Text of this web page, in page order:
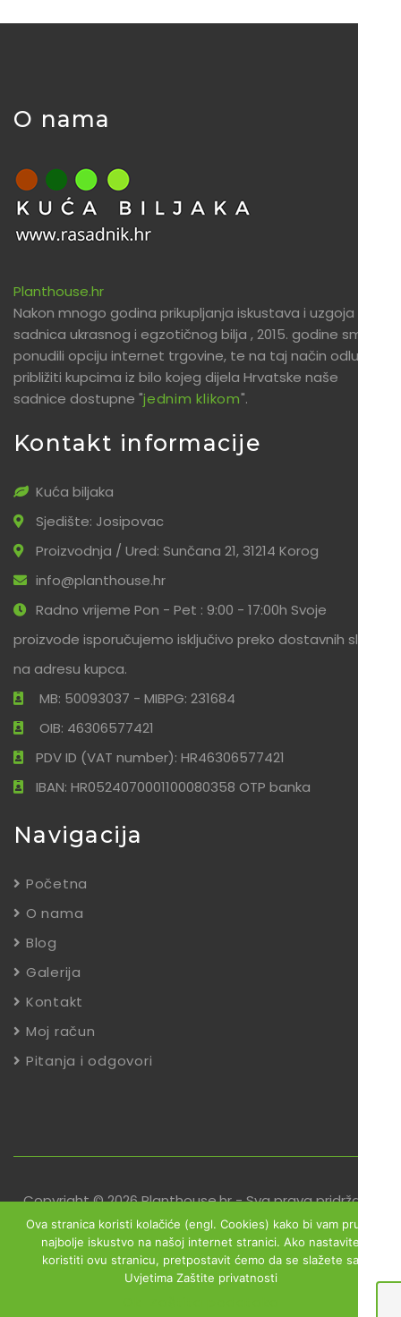
O nama
Planthouse.hr
Nakon mnogo godina prikupljanja iskustava i uzgoja
sadnica ukrasnog i egzotičnog bilja , 2015. godine smo
ponudili opciju internet trgovine, te na taj način odlučili
približiti kupcima iz bilo kojeg dijela Hrvatske naše
sadnice dostupne "jednim klikom".
Kontakt informacije
Kuća biljaka
Sjedište: Josipovac
Proizvodnja / Ured: Sunčana 21, 31214 Korog
info@planthouse.hr
Radno vrijeme Pon - Pet : 9:00 - 17:00h Svoje
proizvode isporučujemo isključivo preko dostavnih službi
na adresu kupca.
MB: 50093037 - MIBPG: 231684
OIB: 46306577421
PDV ID (VAT number): HR46306577421
IBAN: HR0524070001100080358 OTP banka
Navigacija
Početna
O nama
Blog
Galerija
Kontakt
Moj račun
Pitanja i odgovori
Copyright © 2026 Planthouse.hr - Sva prava pridržana
Uvjeti poslovanja Reklamacije
Zaštita podataka
Izjava o sigurnosti online plaćanja
Obrazac za jednostrani raskid ugovora
Ova stranica koristi kolačiće (engl. Cookies) kako bi vam pružili
najbolje iskustvo na našoj internet stranici. Ako nastavite
koristiti ovu stranicu, pretpostavit ćemo da se slažete sa
Uvjetima Zaštite privatnosti